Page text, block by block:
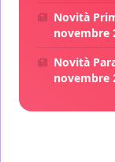
Novità
novembre
Novità
novembre